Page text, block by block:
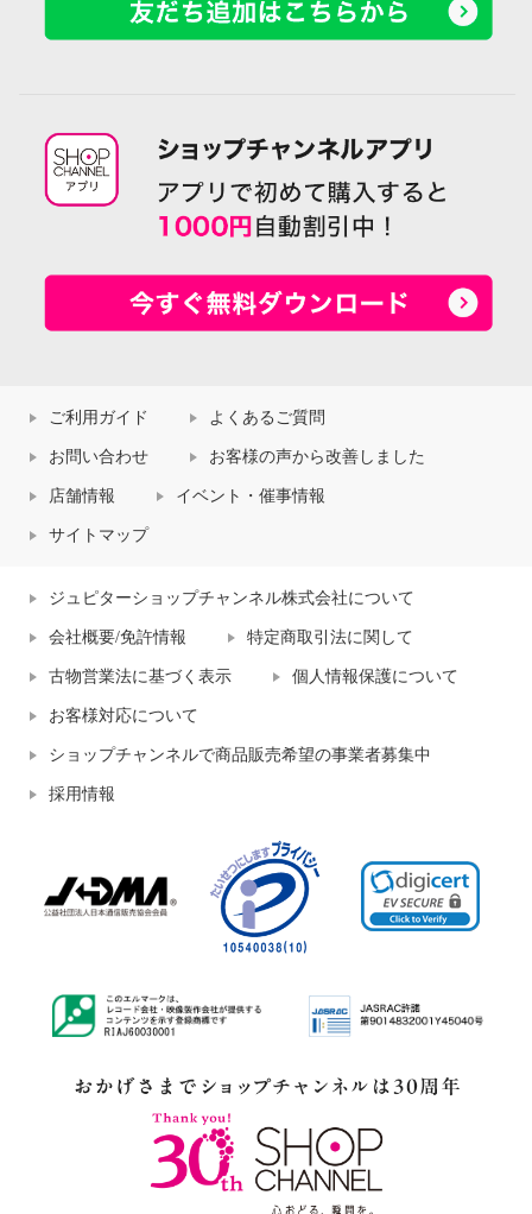
ご利用ガイド よくあるご質問
お問い合わせ お客様の声から改善しました
店舗情報 イベント・催事情報
サイトマップ
ジュピターショップチャンネル株式会社について
会社概要/免許情報 特定商取引法に関して
古物営業法に基づく表示 個人情報保護について
お客様対応について
ショップチャンネルで商品販売希望の事業者募集中
採用情報